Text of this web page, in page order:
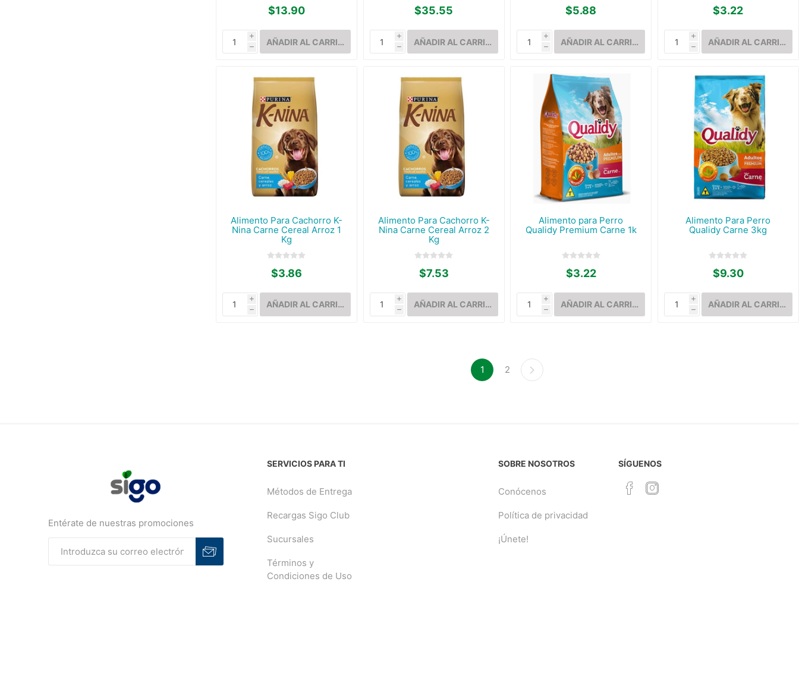
$13.90
i
h
$35.55
i
h
$5.88
i
h
$3.22
i
h
Alimento Para Cachorro K-
Nina Carne Cereal Arroz 1
Kg
$3.86
i
h
Alimento Para Cachorro K-
Nina Carne Cereal Arroz 2
Kg
$7.53
i
h
Alimento para Perro
Qualidy Premium Carne 1k
$3.22
i
h
Alimento Para Perro
Qualidy Carne 3kg
$9.30
i
h
1 2
Entérate de nuestras promociones
SERVICIOS PARA TI
Métodos de Entrega
Recargas Sigo Club
Sucursales
Términos y
Condiciones de Uso
SOBRE NOSOTROS
Conócenos
Política de privacidad
¡Únete!
SÍGUENOS